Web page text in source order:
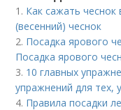
1. Как сажать чеснок
(весенний) чеснок
2. Посадка ярового
Посадка ярового
3. 10 главных
упражнений для тех,
4. Правила посадки